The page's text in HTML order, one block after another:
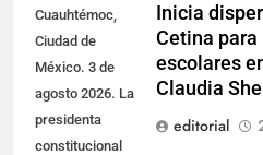
Cuauhtémoc,
Ciudad de
México. 3 de
agosto 2026. La
presidenta
constitucional
Inicia
Cetina
escolares
Claudia
editorial